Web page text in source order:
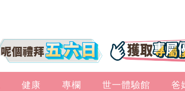
健康 專欄 世一體驗館 爸